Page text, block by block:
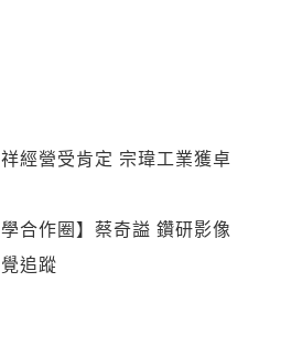
經營受肯定 宗瑋工業獲卓
合作圈】蔡奇謚 鑽研影像
追蹤